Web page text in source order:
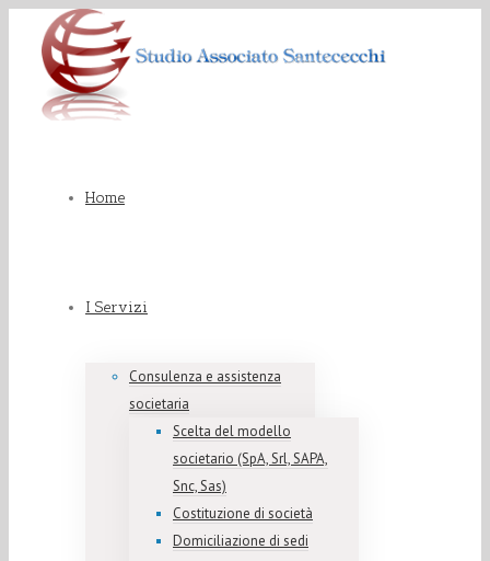
Home
I Servizi
Consulenza e assistenza
societaria
Scelta del modello
societario (SpA, Srl, SAPA,
Snc, Sas)
Costituzione di società
Domiciliazione di sedi